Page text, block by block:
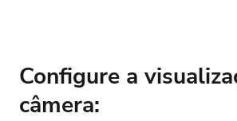
Configure a
câmera: